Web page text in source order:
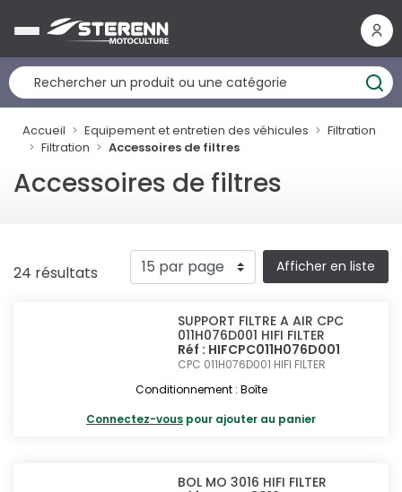
Accueil Equipement et entretien des véhicules
Filtration
Filtration
Accessoires de filtres
Accessoires de filtres
24 résultats Afficher en liste
SUPPORT FILTRE A AIR CPC
011H076D001 HIFI FILTER
Réf : HIFCPC011H076D001
CPC 011H076D001 HIFI FILTER
Conditionnement : Boîte
Connectez-vous pour ajouter au panier
BOL MO 3016 HIFI FILTER